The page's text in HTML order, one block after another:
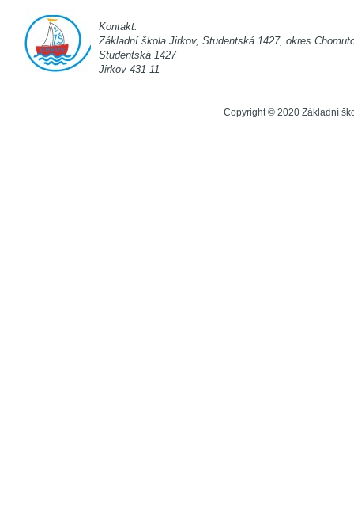
Kontakt:
Základní škola Jirkov, Studentská
Studentská
Jirkov 431 11
Copyright © 2020 Základní